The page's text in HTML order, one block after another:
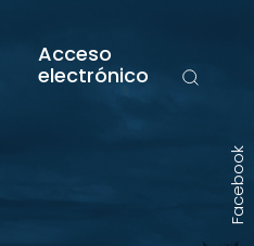
Acceso
electrónico
Facebook